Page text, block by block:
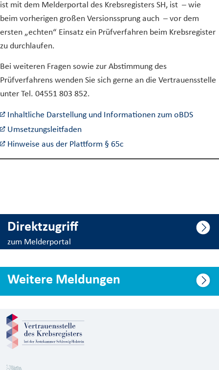
ist mit dem Melderportal des Krebsregisters SH, ist – wie
beim vorherigen großen Versionssprung auch – vor dem
ersten „echten“ Einsatz ein Prüfverfahren beim Krebsregister
zu durchlaufen.
Bei weiteren Fragen sowie zur Abstimmung des
Prüfverfahrens wenden Sie sich gerne an die Vertrauensstelle
unter Tel. 04551 803 852.
Inhaltliche Darstellung und Informationen zum oBDS
Umsetzungsleitfaden
Hinweise aus der Plattform § 65c
Direktzugriff
zum Melderportal
Weitere Meldungen